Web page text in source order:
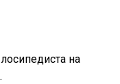
на